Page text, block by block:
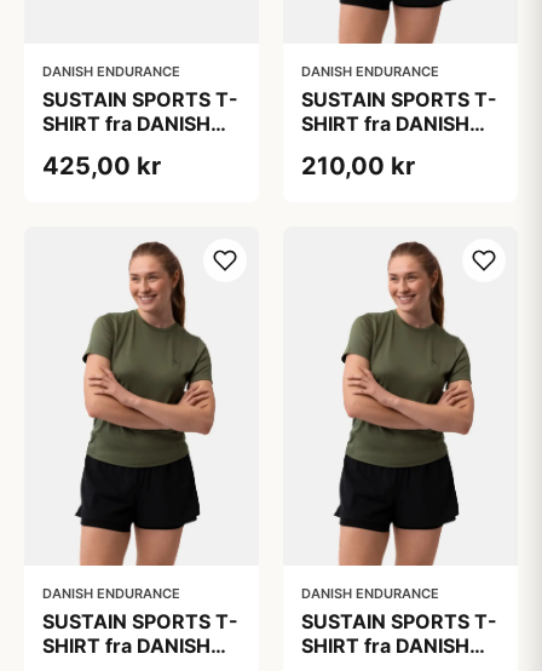
DANISH ENDURANCE
SUSTAIN SPORTS T-
SHIRT fra DANISH
Lyseblå, 2-Pak
425,00 kr
DANISH ENDURANCE
SUSTAIN SPORTS T-
SHIRT fra DANISH
Olivengrøn, 1-Pak,
Hurtigtørrende
Polyester
210,00 kr
DANISH ENDURANCE
SUSTAIN SPORTS T-
SHIRT fra DANISH
DANISH ENDURANCE
SUSTAIN SPORTS T-
SHIRT fra DANISH